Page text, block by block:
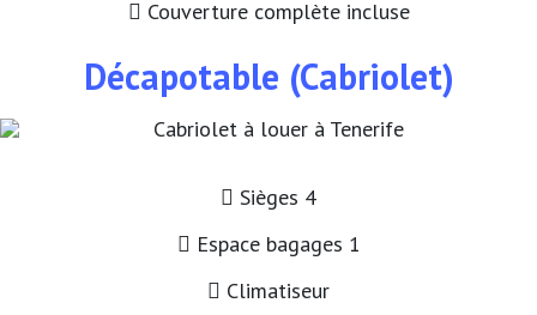
Couverture complète incluse
Décapotable (Cabriolet)
Sièges 4
Espace bagages 1
Climatiseur